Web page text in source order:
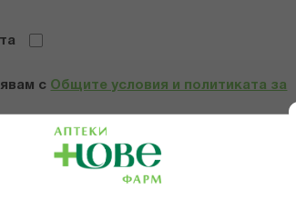
с Общите условия и политиката за
ИЗПРАТИ